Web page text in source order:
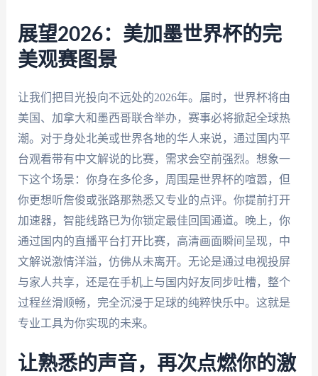
展望2026：美加墨世界杯的完
美观赛图景
让我们把目光投向不远处的2026年。届时，世界杯将由
美国、加拿大和墨西哥联合举办，赛事必将掀起全球热
潮。对于身处北美或世界各地的华人来说，通过国内平
台观看带有中文解说的比赛，需求会空前强烈。想象一
下这个场景：你身在多伦多，周围是世界杯的喧嚣，但
你更想听詹俊或张路那熟悉又专业的点评。你提前打开
加速器，智能线路已为你锁定最佳回国通道。晚上，你
通过国内的直播平台打开比赛，高清画面瞬间呈现，中
文解说激情洋溢，仿佛从未离开。无论是通过电视投屏
与家人共享，还是在手机上与国内好友同步吐槽，整个
过程丝滑顺畅，完全沉浸于足球的纯粹快乐中。这就是
专业工具为你实现的未来。
让熟悉的声音，再次点燃你的激